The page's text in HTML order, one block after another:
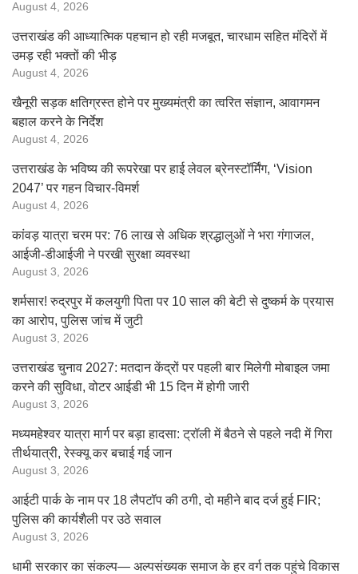
August 4, 2026
उत्तराखंड की आध्यात्मिक पहचान हो रही मजबूत, चारधाम सहित मंदिरों में
उमड़ रही भक्तों की भीड़
August 4, 2026
खैनूरी सड़क क्षतिग्रस्त होने पर मुख्यमंत्री का त्वरित संज्ञान, आवागमन
बहाल करने के निर्देश
August 4, 2026
उत्तराखंड के भविष्य की रूपरेखा पर हाई लेवल ब्रेनस्टॉर्मिंग, ‘Vision
2047’ पर गहन विचार-विमर्श
August 4, 2026
कांवड़ यात्रा चरम पर: 76 लाख से अधिक श्रद्धालुओं ने भरा गंगाजल,
आईजी-डीआईजी ने परखी सुरक्षा व्यवस्था
August 3, 2026
शर्मसार! रुद्रपुर में कलयुगी पिता पर 10 साल की बेटी से दुष्कर्म के प्रयास
का आरोप, पुलिस जांच में जुटी
August 3, 2026
उत्तराखंड चुनाव 2027: मतदान केंद्रों पर पहली बार मिलेगी मोबाइल जमा
करने की सुविधा, वोटर आईडी भी 15 दिन में होगी जारी
August 3, 2026
मध्यमहेश्वर यात्रा मार्ग पर बड़ा हादसा: ट्रॉली में बैठने से पहले नदी में गिरा
तीर्थयात्री, रेस्क्यू कर बचाई गई जान
August 3, 2026
आईटी पार्क के नाम पर 18 लैपटॉप की ठगी, दो महीने बाद दर्ज हुई FIR;
पुलिस की कार्यशैली पर उठे सवाल
August 3, 2026
धामी सरकार का संकल्प— अल्पसंख्यक समाज के हर वर्ग तक पहुंचे विकास